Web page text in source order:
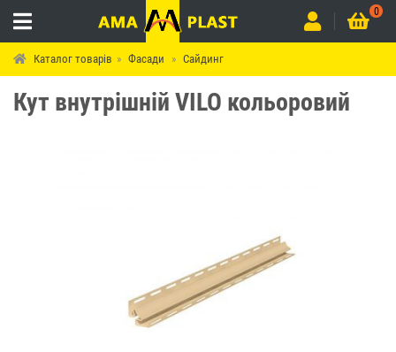
0
Каталог товарів Фасади Сайдинг
Кут внутрішній VILO кольоровий